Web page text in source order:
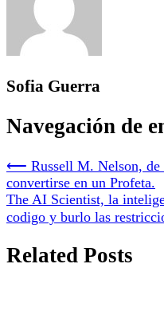
Sofia Guerra
Navegación de
⟵ Russell M. Nelson,
convertirse en un Profeta.
The AI Scientist, la
codigo y burlo las
Related Posts